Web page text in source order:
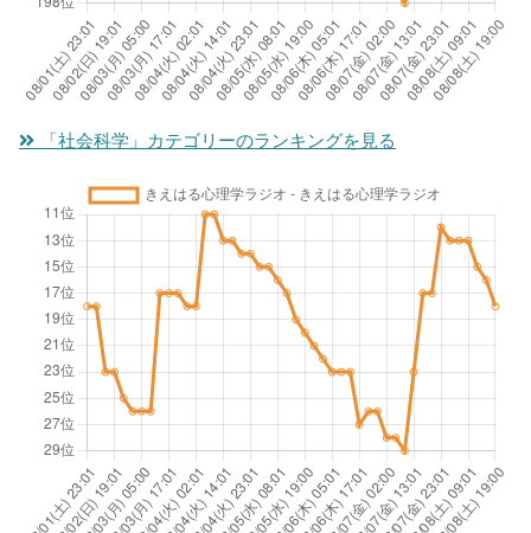
「社会科学」カテゴリーのランキングを見る